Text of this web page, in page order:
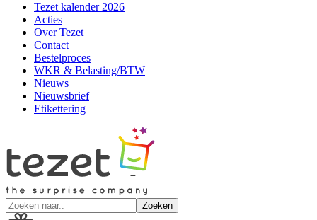
Tezet kalender 2026
Acties
Over Tezet
Contact
Bestelproces
WKR & Belasting/BTW
Nieuws
Nieuwsbrief
Etikettering
Zoeken